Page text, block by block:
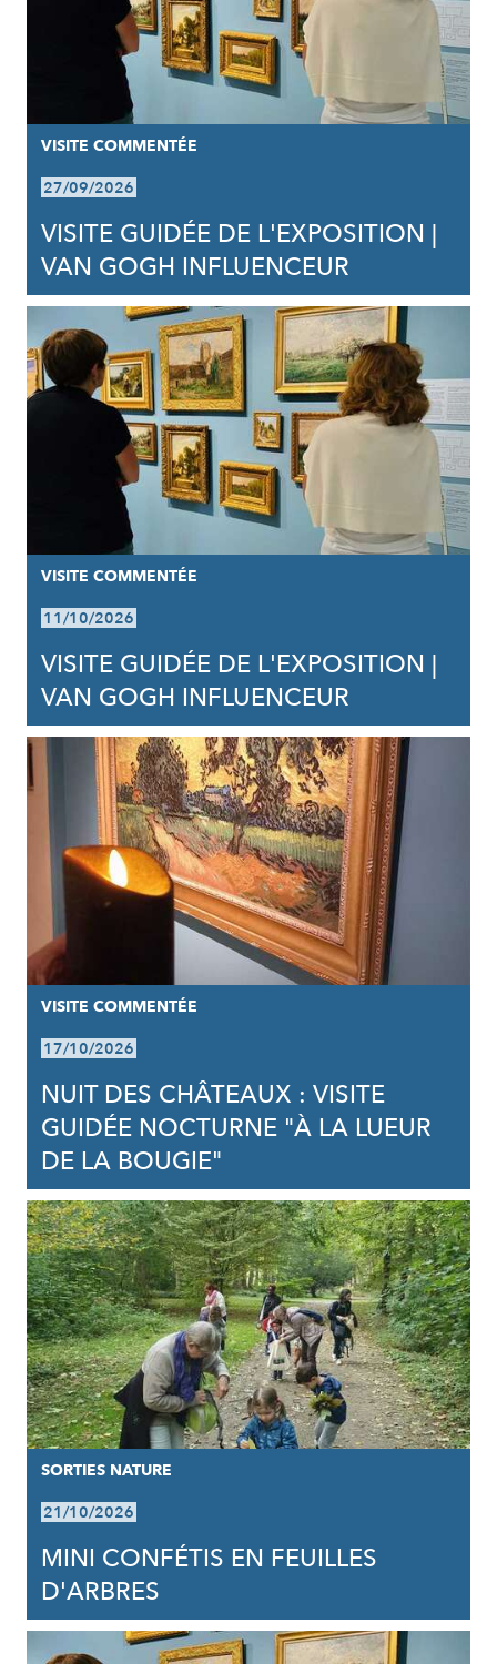
VISITE COMMENTÉE
27/09/2026
VISITE GUIDÉE DE L'EXPOSITION |
VAN GOGH INFLUENCEUR
VISITE COMMENTÉE
11/10/2026
VISITE GUIDÉE DE L'EXPOSITION |
VAN GOGH INFLUENCEUR
VISITE COMMENTÉE
17/10/2026
NUIT DES CHÂTEAUX : VISITE
GUIDÉE NOCTURNE "À LA LUEUR
DE LA BOUGIE"
SORTIES NATURE
21/10/2026
MINI CONFÉTIS EN FEUILLES
D'ARBRES